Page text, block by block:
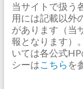
当サイトで扱う
用には記載以外
があります（当
報となります）
いては各公式
シーはこちら を